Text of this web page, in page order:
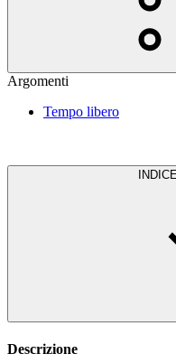
Argomenti
Tempo libero
Descrizione